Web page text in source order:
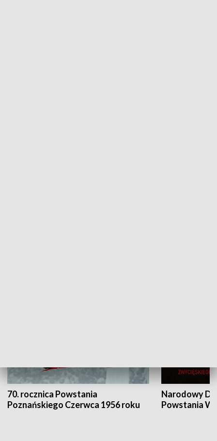
70. rocznica Powstania
Poznańskiego Czerwca 1956 roku
Narodowy
Powstania